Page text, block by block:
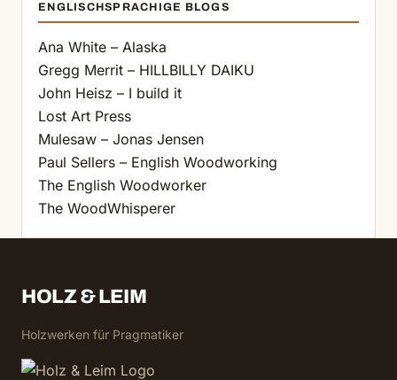
ENGLISCHSPRACHIGE BLOGS
Ana White – Alaska
Gregg Merrit – HILLBILLY DAIKU
John Heisz – I build it
Lost Art Press
Mulesaw – Jonas Jensen
Paul Sellers – English Woodworking
The English Woodworker
The WoodWhisperer
HOLZ & LEIM
Holzwerken für Pragmatiker